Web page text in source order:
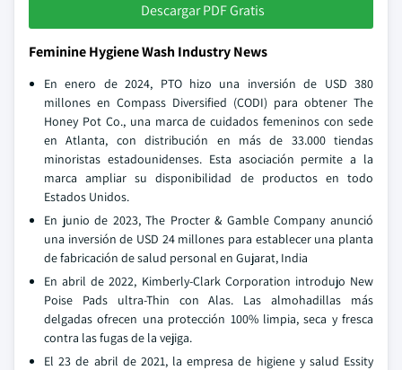
Descargar PDF Gratis
Feminine Hygiene Wash Industry News
En enero de 2024, PTO hizo una inversión de USD 380
millones en Compass Diversified (CODI) para obtener The
Honey Pot Co., una marca de cuidados femeninos con sede
en Atlanta, con distribución en más de 33.000 tiendas
minoristas estadounidenses. Esta asociación permite a la
marca ampliar su disponibilidad de productos en todo
Estados Unidos.
En junio de 2023, The Procter & Gamble Company anunció
una inversión de USD 24 millones para establecer una planta
de fabricación de salud personal en Gujarat, India
En abril de 2022, Kimberly-Clark Corporation introdujo New
Poise Pads ultra-Thin con Alas. Las almohadillas más
delgadas ofrecen una protección 100% limpia, seca y fresca
contra las fugas de la vejiga.
El 23 de abril de 2021, la empresa de higiene y salud Essity